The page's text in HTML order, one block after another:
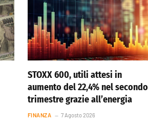
STOXX 600, utili attesi in
aumento del 22,4% nel secondo
trimestre grazie all’energia
FINANZA 7 Agosto 2026